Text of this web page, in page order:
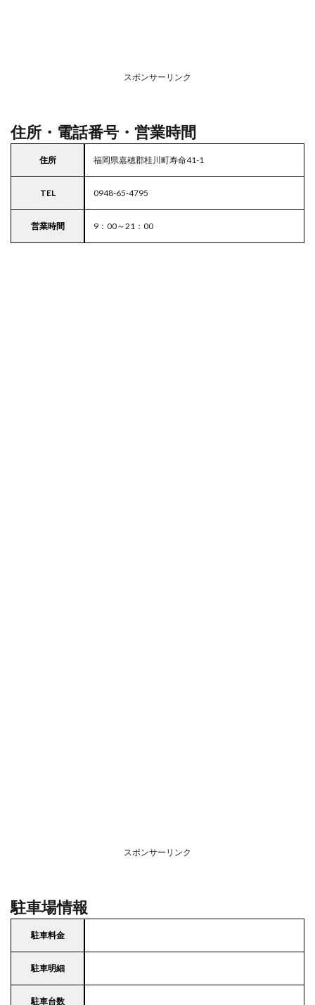
スポンサーリンク
住所・電話番号・営業時間
住所 福岡県嘉穂郡桂川町寿命41-1
TEL 0948-65-4795
営業時間 9：00～21：00
スポンサーリンク
駐車場情報
駐車料金
駐車明細
駐車台数